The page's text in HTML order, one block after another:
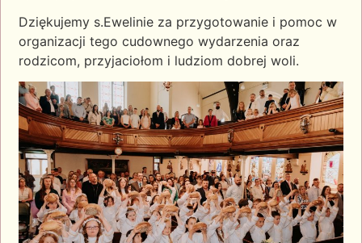
Dziękujemy s.Ewelinie za przygotowanie i pomoc w
organizacji tego cudownego wydarzenia oraz
rodzicom, przyjaciołom i ludziom dobrej woli.